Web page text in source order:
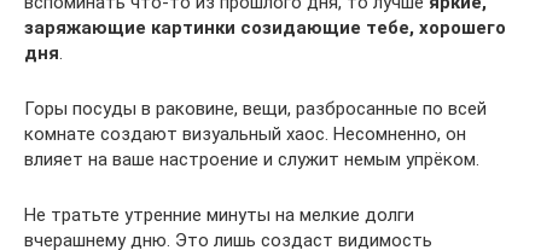
заряжающие картинки созидающие тебе, хорошего
дня
Горы посуды в раковине, вещи, разбросанные по всей
комнате создают визуальный хаос. Несомненно, он
влияет на ваше настроение и служит немым упрёком.
Не тратьте утренние минуты на мелкие долги
вчерашнему дню. Это лишь создаст видимость